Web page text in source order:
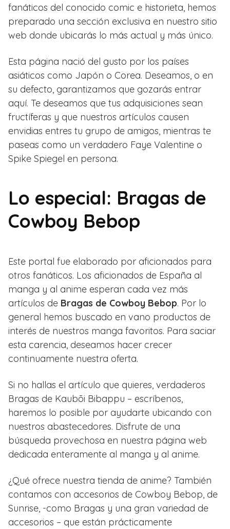
fanáticos del conocido comic e historieta, hemos
preparado una sección exclusiva en nuestro sitio
web donde ubicarás lo más actual y más único.
Esta página nació del gusto por los países
asiáticos como Japón o Corea. Deseamos, o en
su defecto, garantizamos que gozarás entrar
aquí. Te deseamos que tus adquisiciones sean
fructíferas y que nuestros artículos causen
envidias entres tu grupo de amigos, mientras te
paseas como un verdadero Faye Valentine o
Spike Spiegel en persona.
Lo especial: Bragas de
Cowboy Bebop
Este portal fue elaborado por aficionados para
otros fanáticos. Los aficionados de España al
manga y al anime esperan cada vez más
artículos de Bragas de Cowboy Bebop. Por lo
general hemos buscado en vano productos de
interés de nuestros manga favoritos. Para saciar
esta carencia, deseamos hacer crecer
continuamente nuestra oferta.
Si no hallas el artículo que quieres, verdaderos
Bragas de Kaubōi Bibappu – escríbenos,
haremos lo posible por ayudarte ubicando con
nuestros abastecedores. Disfrute de una
búsqueda provechosa en nuestra página web
dedicada enteramente al manga y al anime.
¿Qué ofrece nuestra tienda de anime? También
contamos con accesorios de Cowboy Bebop, de
Sunrise, -como Bragas y una gran variedad de
accesorios – que están prácticamente